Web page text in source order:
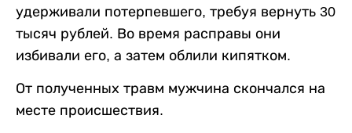
удерживали потерпевшего, требуя вернуть 30
тысяч рублей. Во время расправы они
избивали его, а затем облили кипятком.
От полученных травм мужчина скончался на
месте происшествия.